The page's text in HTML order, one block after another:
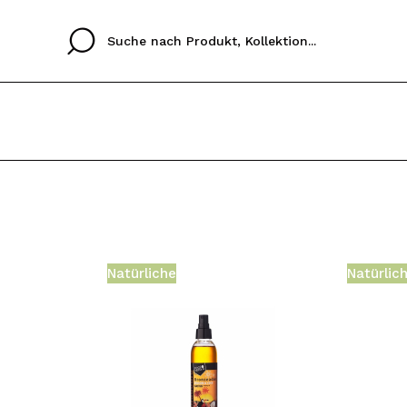
ICH
Durch die Erstellung
Einkäufe schnell
ESPAÑOL
Natürliche